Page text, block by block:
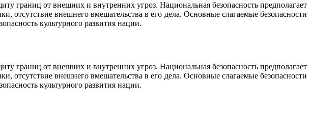
границ от внешних и внутренних угроз. Национальная безопасность предполагает
отсутствие внешнего вмешательства в его дела. Основные слагаемые безопасности
культурного развития нации.
границ от внешних и внутренних угроз. Национальная безопасность предполагает
отсутствие внешнего вмешательства в его дела. Основные слагаемые безопасности
культурного развития нации.